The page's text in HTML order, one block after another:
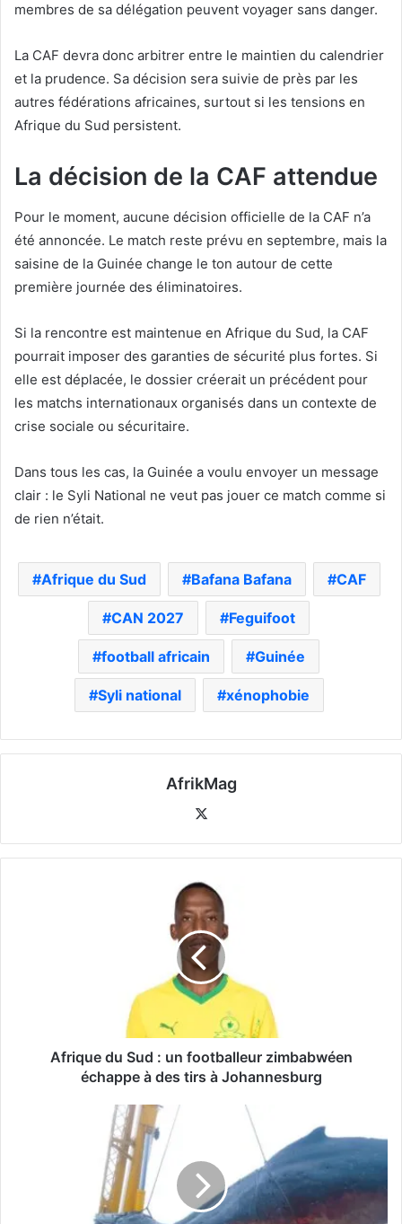
membres de sa délégation peuvent voyager sans danger.
La CAF devra donc arbitrer entre le maintien du calendrier
et la prudence. Sa décision sera suivie de près par les
autres fédérations africaines, surtout si les tensions en
Afrique du Sud persistent.
La décision de la CAF attendue
Pour le moment, aucune décision officielle de la CAF n’a
été annoncée. Le match reste prévu en septembre, mais la
saisine de la Guinée change le ton autour de cette
première journée des éliminatoires.
Si la rencontre est maintenue en Afrique du Sud, la CAF
pourrait imposer des garanties de sécurité plus fortes. Si
elle est déplacée, le dossier créerait un précédent pour
les matchs internationaux organisés dans un contexte de
crise sociale ou sécuritaire.
Dans tous les cas, la Guinée a voulu envoyer un message
clair : le Syli National ne veut pas jouer ce match comme si
de rien n’était.
Afrique du Sud Bafana Bafana CAF
CAN 2027 Feguifoot
football africain Guinée
Syli national xénophobie
AfrikMag
Afrique du Sud : un footballeur zimbabwéen
échappe à des tirs à Johannesburg